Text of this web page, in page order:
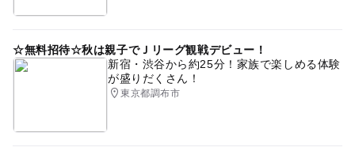
☆無料招待☆秋は親子でＪリーグ観戦デビュー！
新宿・渋谷から約25分！家族で楽しめる体験
が盛りだくさん！
東京都調布市